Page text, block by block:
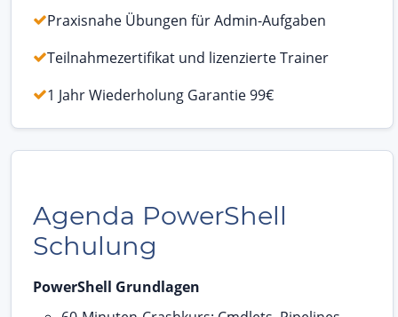
Praxisnahe Übungen für Admin-Aufgaben
Teilnahmezertifikat und lizenzierte Trainer
1 Jahr Wiederholung Garantie 99€
Agenda PowerShell
Schulung
PowerShell Grundlagen